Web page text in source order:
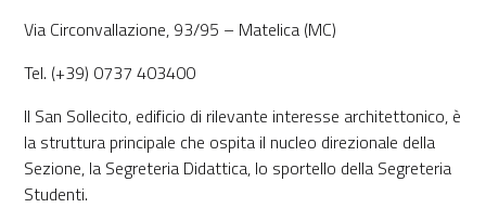
Via Circonvallazione, 93/95 – Matelica (MC)
Tel. (+39) 0737 403400
Il San Sollecito, edificio di rilevante interesse architettonico, è
la struttura principale che ospita il nucleo direzionale della
Sezione, la Segreteria Didattica, lo sportello della Segreteria
Studenti.